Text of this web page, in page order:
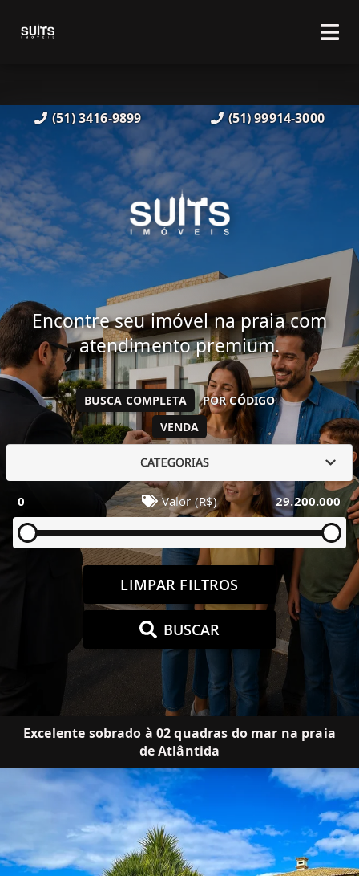
(51) 3416-9899 (51) 99914-3000
Encontre seu imóvel na praia com
atendimento premium.
VENDA
BUSCA COMPLETA POR CÓDIGO
CATEGORIAS
0 Valor (R$) 29.200.000
LIMPAR FILTROS
BUSCAR
Excelente sobrado à 02 quadras do mar na praia
de Atlântida